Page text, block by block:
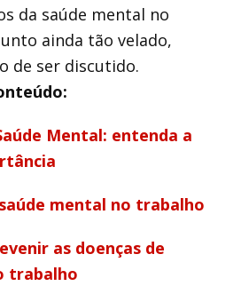
da saúde mental no
ainda tão velado,
de ser discutido.
Mental: entenda a
mental no trabalho
as doenças de
trabalho